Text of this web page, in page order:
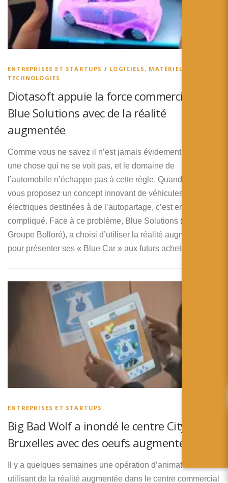
ENTREPRISES ET STARTUPS / LOGICIELS, MATÉRIELS ET
TECHNOLOGIES
Diotasoft appuie la force commerciale de
Blue Solutions avec de la réalité
augmentée
Comme vous ne savez il n’est jamais évidement de vendre
une chose qui ne se voit pas, et le domaine de
l’automobile n’échappe pas à cette règle. Quand, en plus,
vous proposez un concept innovant de véhicules
électriques destinées à de l’autopartage, c’est encore plus
compliqué. Face à ce problème, Blue Solutions (société du
Groupe Bolloré), a choisi d’utiliser la réalité augmentée
pour présenter ses « Blue Car » aux futurs acheteurs.
ENTREPRISES ET STARTUPS
Big Bad Wolf a inondé le centre City2 de
Bruxelles avec des oeufs augmentés !
Il y a quelques semaines une opération d’animation
utilisant de la réalité augmentée dans le centre commercial